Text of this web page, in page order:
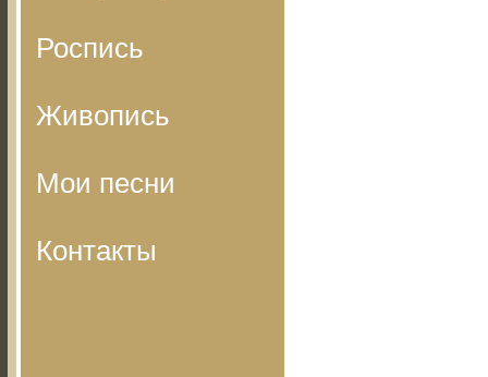
Роспись
Живопись
Мои песни
Контакты